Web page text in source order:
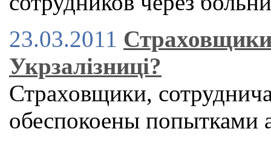
23.03.2011
Укрзалізниці?
Страховщики,
обеспокоены попытками